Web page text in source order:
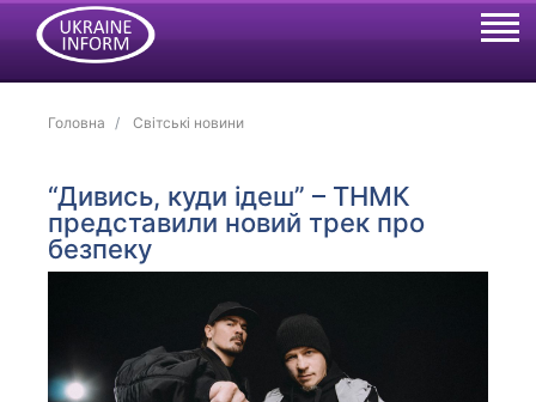
Головна Світські новини
“Дивись, куди ідеш” – ТНМК
представили новий трек про
безпеку